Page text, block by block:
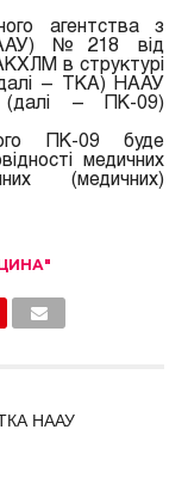
агентства з
№218 від
в структурі
(далі – ТКА) НААУ
(далі – ПК-09)
ПК-09 буде
медичних
(медичних)
ТКА НААУ